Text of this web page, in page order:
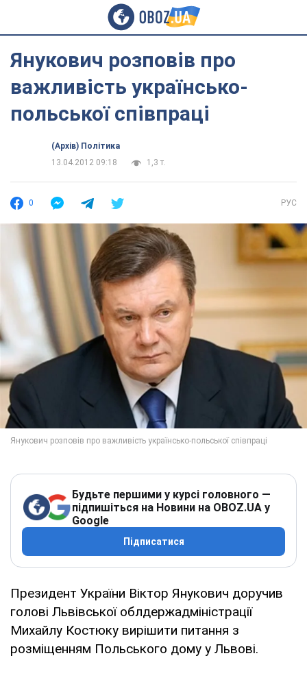
Янукович розповів про
важливість українсько-
польської співпраці
(Архів) Політика
13.04.2012 09:18
1,3 т.
0 РУС
Будьте першими у курсі головного —
підпишіться на Новини на OBOZ.UA у
Google
Підписатися
Президент України Віктор Янукович доручив
голові Львівської облдержадміністрації
Михайлу Костюку вирішити питання з
розміщенням Польського дому у Львові.